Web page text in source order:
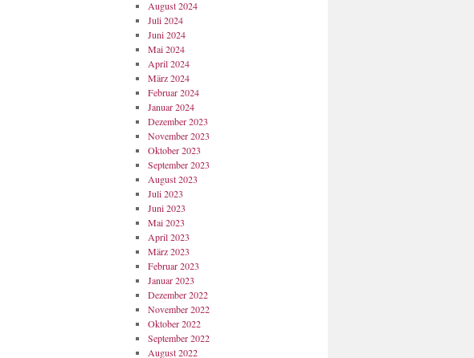
August 2024
Juli 2024
Juni 2024
Mai 2024
April 2024
März 2024
Februar 2024
Januar 2024
Dezember 2023
November 2023
Oktober 2023
September 2023
August 2023
Juli 2023
Juni 2023
Mai 2023
April 2023
März 2023
Februar 2023
Januar 2023
Dezember 2022
November 2022
Oktober 2022
September 2022
August 2022